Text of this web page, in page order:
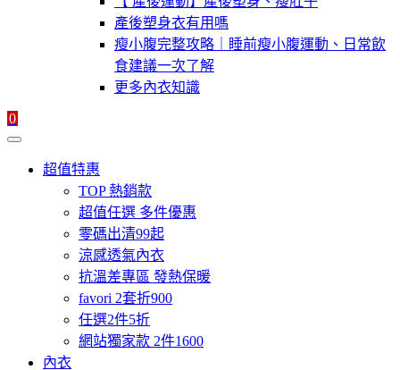
產後塑身衣有用嗎
瘦小腹完整攻略｜睡前瘦小腹運動、日常飲
食建議一次了解
更多內衣知識
0
超值特惠
TOP 熱銷款
超值任選 多件優惠
零碼出清99起
涼感透氣內衣
抗溫差專區 發熱保暖
favori 2套折900
任選2件5折
網站獨家款 2件1600
內衣